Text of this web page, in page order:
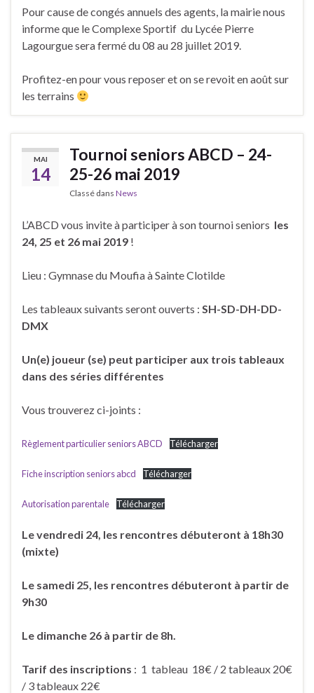
Pour cause de congés annuels des agents, la mairie nous
informe que le Complexe Sportif du Lycée Pierre
Lagourgue sera fermé du 08 au 28 juillet 2019.
Profitez-en pour vous reposer et on se revoit en août sur
les terrains
MAI
14
Tournoi seniors ABCD – 24-
25-26 mai 2019
Classé dans News
L’ABCD vous invite à participer à son tournoi seniors les
24, 25 et 26 mai 2019 !
Lieu : Gymnase du Moufia à Sainte Clotilde
Les tableaux suivants seront ouverts : SH-SD-DH-DD-
DMX
Un(e) joueur (se) peut participer aux trois tableaux
dans des séries différentes
Vous trouverez ci-joints :
Règlement particulier seniors ABCD Télécharger
Fiche inscription seniors abcd Télécharger
Autorisation parentale Télécharger
Le vendredi 24, les rencontres débuteront à 18h30
(mixte)
Le samedi 25, les rencontres débuteront à partir de
9h30
Le dimanche 26 à partir de 8h.
Tarif des inscriptions : 1 tableau 18€ / 2 tableaux 20€
/ 3 tableaux 22€